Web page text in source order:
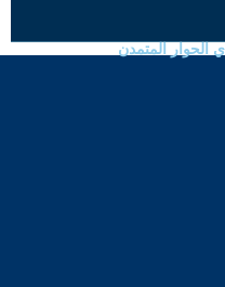
الحوار المتمدن